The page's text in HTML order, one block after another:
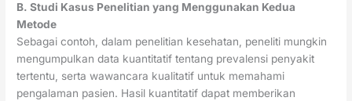
B. Studi Kasus Penelitian yang Menggunakan Kedua
Metode
Sebagai contoh, dalam penelitian kesehatan, peneliti mungkin
mengumpulkan data kuantitatif tentang prevalensi penyakit
tertentu, serta wawancara kualitatif untuk memahami
pengalaman pasien. Hasil kuantitatif dapat memberikan